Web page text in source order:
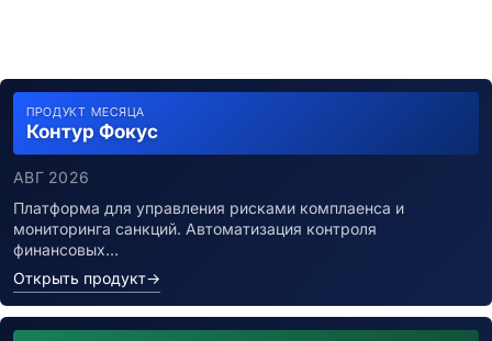
ПРОДУКТ МЕСЯЦА
Контур Фокус
АВГ 2026
Платформа для управления рисками комплаенса и
мониторинга санкций. Автоматизация контроля
финансовых…
Открыть продукт→